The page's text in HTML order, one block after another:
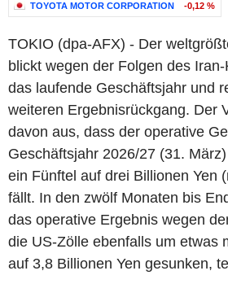
TOYOTA MOTOR CORPORATION -0,12 %
TOKIO (dpa-AFX) - Der
blickt wegen der Folgen des
das laufende Geschäftsjahr und
weiteren Ergebnisrückgang. Der
davon aus, dass der operative
Geschäftsjahr 2026/27 (31.
ein Fünftel auf drei Billionen Yen
fällt. In den zwölf Monaten bis
das operative Ergebnis wegen
die US-Zölle ebenfalls um etwas
auf 3,8 Billionen Yen gesunken,